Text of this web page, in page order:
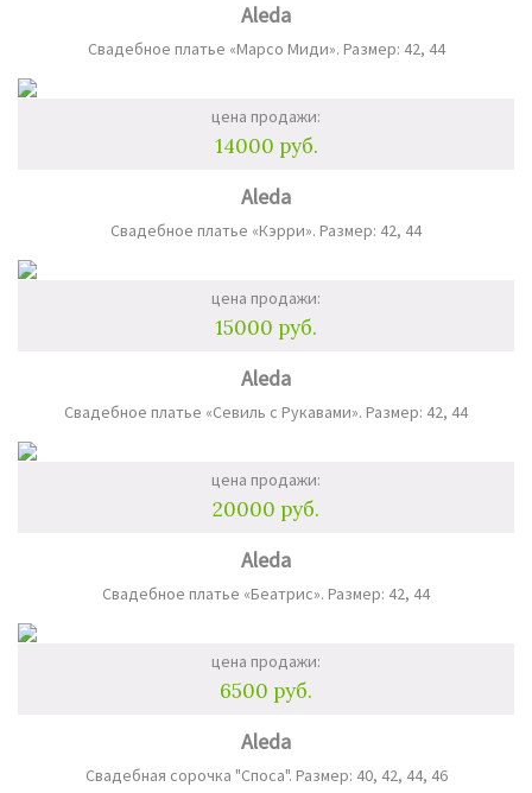
Aleda
Свадебное платье «Марсо Миди». Размер: 42, 44
цена продажи:
14000 руб.
Aleda
Свадебное платье «Кэрри». Размер: 42, 44
цена продажи:
15000 руб.
Aleda
Свадебное платье «Севиль с Рукавами». Размер: 42, 44
цена продажи:
20000 руб.
Aleda
Свадебное платье «Беатрис». Размер: 42, 44
цена продажи:
6500 руб.
Aleda
Свадебная сорочка "Споса". Размер: 40, 42, 44, 46